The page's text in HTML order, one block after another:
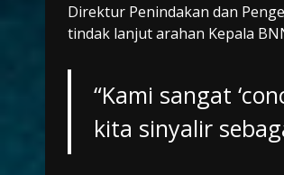
Direktur Penindakan dan
tindak lanjut arahan Kepala
“Kami sangat
kita sinyalir